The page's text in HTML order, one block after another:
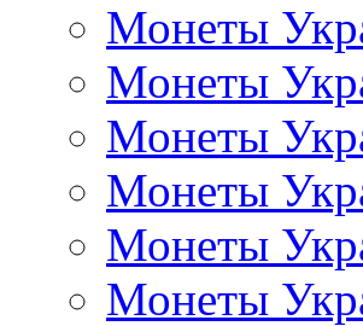
Монеты
Монеты
Монеты
Монеты
Монеты
Монеты